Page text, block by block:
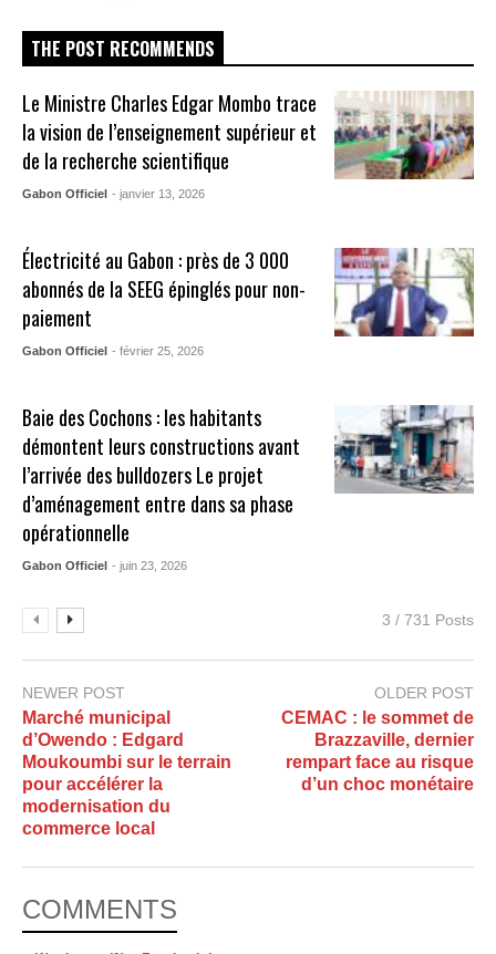
THE POST RECOMMENDS
Le Ministre Charles Edgar Mombo trace
la vision de l’enseignement supérieur et
de la recherche scientifique
Gabon Officiel - janvier 13, 2026
Électricité au Gabon : près de 3 000
abonnés de la SEEG épinglés pour non-
paiement
Gabon Officiel - février 25, 2026
Baie des Cochons : les habitants
démontent leurs constructions avant
l’arrivée des bulldozers Le projet
d’aménagement entre dans sa phase
opérationnelle
Gabon Officiel - juin 23, 2026
3 / 731 Posts
NEWER POST
Marché municipal
d’Owendo : Edgard
Moukoumbi sur le terrain
pour accélérer la
modernisation du
commerce local
OLDER POST
CEMAC : le sommet de
Brazzaville, dernier
rempart face au risque
d’un choc monétaire
COMMENTS